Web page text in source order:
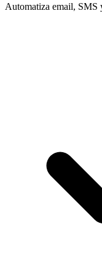
Automatiza email, SMS